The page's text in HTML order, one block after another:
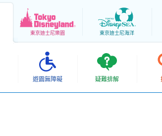
東京迪士尼樂園 東京迪士尼海洋
遊園無障礙 疑難排解